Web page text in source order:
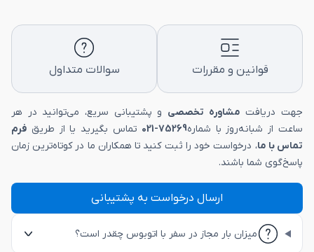
قوانین و مقررات سوالات متداول
جهت دریافت مشاوره تخصصی و پشتیبانی سریع، می‌توانید در هر
ساعت از شبانه‌روز با شماره75269-021 تماس بگیرید یا از طریق فرم
تماس با ما، درخواست خود را ثبت کنید تا همکاران ما در کوتاه‌ترین زمان
پاسخ‌گوی شما باشند.
ارسال درخواست به پشتیبانی
میزان بار مجاز در سفر با اتوبوس چقدر است؟